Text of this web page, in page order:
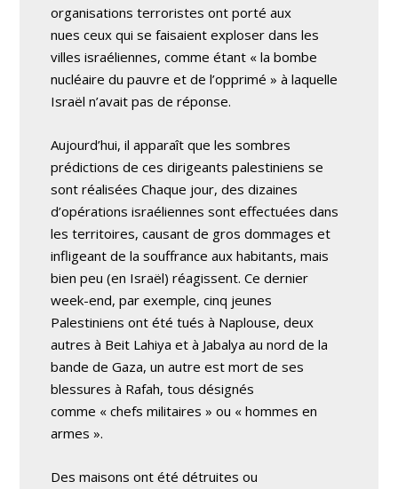
organisations terroristes ont porté aux
nues ceux qui se faisaient exploser dans les
villes israéliennes, comme étant « la bombe
nucléaire du pauvre et de l’opprimé » à laquelle
Israël n’avait pas de réponse.
Aujourd’hui, il apparaît que les sombres
prédictions de ces dirigeants palestiniens se
sont réalisées Chaque jour, des dizaines
d’opérations israéliennes sont effectuées dans
les territoires, causant de gros dommages et
infligeant de la souffrance aux habitants, mais
bien peu (en Israël) réagissent. Ce dernier
week-end, par exemple, cinq jeunes
Palestiniens ont été tués à Naplouse, deux
autres à Beit Lahiya et à Jabalya au nord de la
bande de Gaza, un autre est mort de ses
blessures à Rafah, tous désignés
comme « chefs militaires » ou « hommes en
armes ».
Des maisons ont été détruites ou